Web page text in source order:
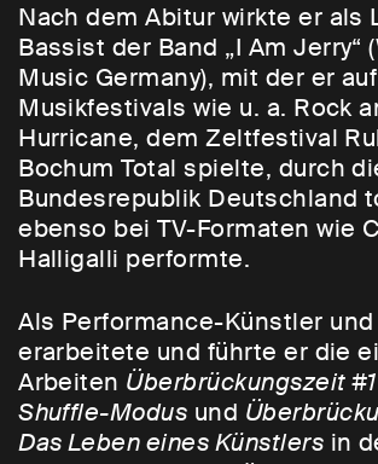
Nach dem Abitur wirkte er als
Bassist der Band „I Am Jerry“
Music Germany), mit der er auf
Musikfestivals wie u. a. Rock
Hurricane, dem Zeltfestival
Bochum Total spielte, durch
Bundesrepublik Deutschland
ebenso bei TV-Formaten wie
Halligalli performte.
Als Performance-Künstler
erarbeitete und führte er die
Arbeiten Überbrückungszeit
Shuffle-Modus und
Das Leben eines Künstlers in